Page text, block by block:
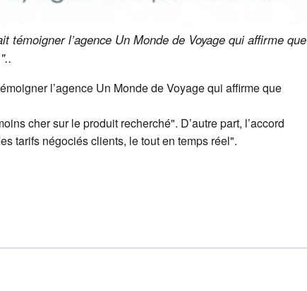
témoigner l’agence Un Monde de Voyage qui affirme que
l’agence Un Monde de Voyage qui affirme que
cher sur le produit recherché". D’autre part, l’accord
tarifs négociés clients, le tout en temps réel".